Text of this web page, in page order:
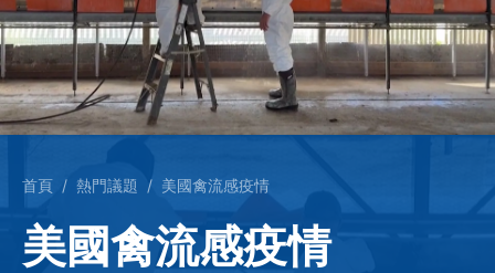
首頁 熱門議題 美國禽流感疫情
美國禽流感疫情